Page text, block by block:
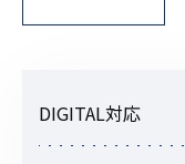
DIGITAL対応